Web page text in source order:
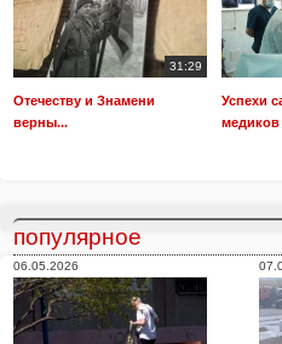
31:29
Отечеству и Знамени
верны...
Успехи
медиков
популярное
06.05.2026